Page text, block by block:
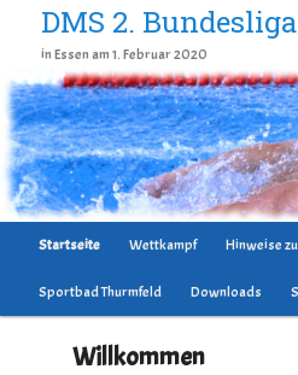
DMS 2.
in Essen am 1. Februar 2020
Zum Inhalt wechseln
Startseite Wettkampf Hinweise
Sportbad Thurmfeld Downloads
Willkommen